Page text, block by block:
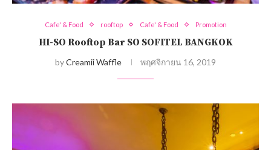
Cafe' & Food rooftop Cafe' & Food Promotion
HI-SO Rooftop Bar SO SOFITEL BANGKOK
byCreamii Waffle พฤศจิกายน 16, 2019